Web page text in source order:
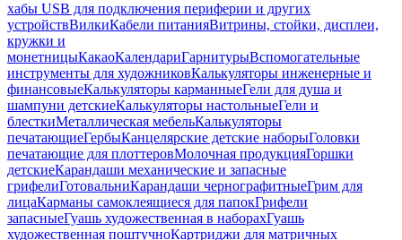
хабы USB для подключения периферии и других
устройствВилкиКабели питанияВитрины, стойки, дисплеи,
кружки и
монетницыКакаоКалендариГарнитурыВспомогательные
инструменты для художниковКалькуляторы инженерные и
финансовыеКалькуляторы карманныеГели для душа и
шампуни детскиеКалькуляторы настольныеГели и
блесткиМеталлическая мебельКалькуляторы
печатающиеГербыКанцелярские детские наборыГоловки
печатающие для плоттеровМолочная продукцияГоршки
детскиеКарандаши механические и запасные
грифелиГотовальниКарандаши чернографитныеГрим для
лицаКарманы самоклеящиеся для папокГрифели
запасныеГуашь художественная в наборахГуашь
художественная поштучноКартриджи для матричных